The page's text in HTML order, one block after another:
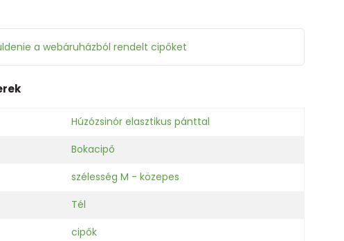
a webáruházból rendelt cipőket
Húzózsinór elasztikus pánttal
Bokacipő
szélesség M - közepes
Tél
cipők